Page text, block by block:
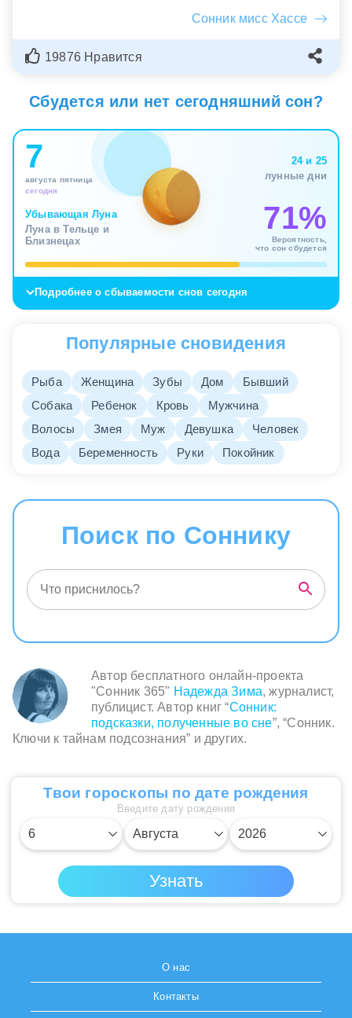
Сонник мисс Хассе
19876 Нравится
Сбудется или нет сегодняшний сон?
7
августа пятница
сегодня
Убывающая Луна
Луна в Тельце и
Близнецах
24 и 25
лунные дни
71%
Вероятность,
что сон сбудется
Подробнее о сбываемости снов сегодня
Популярные сновидения
Рыба Женщина Зубы Дом
Бывший
Собака
Ребенок Кровь
Мужчина
Волосы
Змея Муж Девушка
Человек
Вода
Беременность Руки Покойник
Поиск по Соннику
Автор бесплатного онлайн-проекта
"Сонник 365" Надежда Зима, журналист,
публицист. Автор книг “Сонник:
подсказки, полученные во сне”, “Сонник.
Ключи к тайнам подсознания” и других.
Твои гороскопы по дате рождения
Введите дату рождения
О нас
Контакты